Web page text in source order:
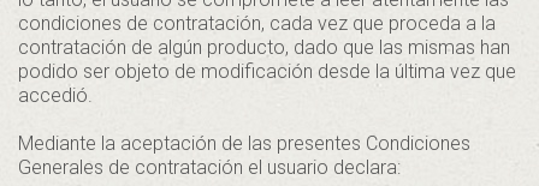
condiciones de contratación, cada vez que proceda a la
contratación de algún producto, dado que las mismas han
podido ser objeto de modificación desde la última vez que
accedió.
Mediante la aceptación de las presentes Condiciones
Generales de contratación el usuario declara: